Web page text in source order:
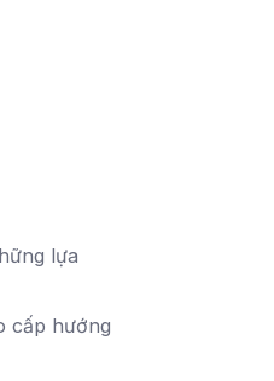
lựa
cấp hướng